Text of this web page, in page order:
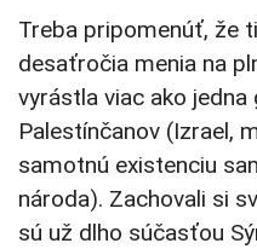
Treba pripomenúť, že
desaťročia menia na
vyrástla viac ako jedna
Palestínčanov (Izrael,
samotnú existenciu
národa). Zachovali si
sú už dlho súčasťou